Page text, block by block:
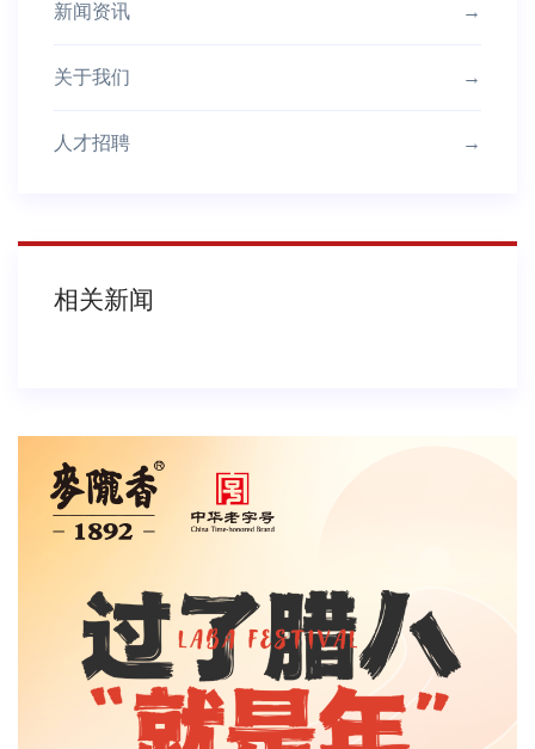
新闻资讯 →
关于我们 →
人才招聘 →
相关新闻